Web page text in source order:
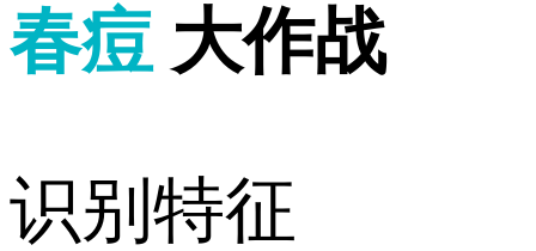
春痘 大作战
识别特征